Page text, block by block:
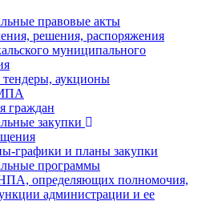
правовые акты
решения, распоряжения
муниципального
аукционы
граждан
закупки
графики и планы закупки
программы
определяющих полномочия,
администрации и ее